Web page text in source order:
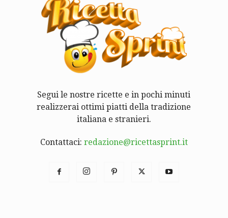
Segui le nostre ricette e in pochi minuti
realizzerai ottimi piatti della tradizione
italiana e stranieri.
Contattaci: redazione@ricettasprint.it